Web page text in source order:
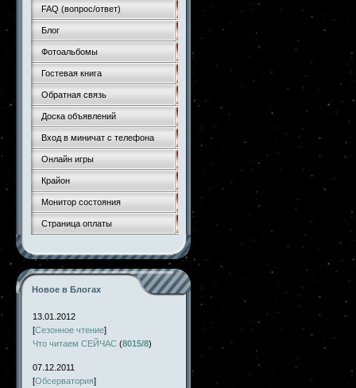
FAQ (вопрос/ответ)
Блог
Фотоальбомы
Гостевая книга
Обратная связь
Доска объявлений
Вход в миничат с телефона
Онлайн игры
Крайон
Монитор состояния
Страница оплаты
Новое в Блогах
13.01.2012
[Сезонное чтение]
Что читаем СЕЙЧАС (8015/8)
07.12.2011
[Обсерватория]